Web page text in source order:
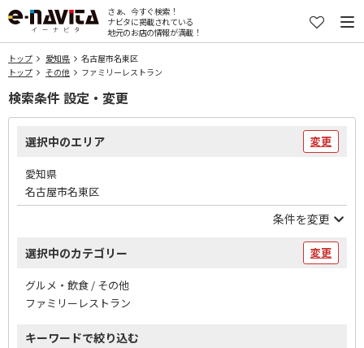
さぁ、今すぐ検索！
ナビタに掲載されている
地元のお店の情報が満載！
トップ 愛知県
名古屋市名東区
トップ
その他 ファミリーレストラン
検索条件 設定・変更
選択中のエリア 変更
愛知県
名古屋市名東区
条件を変更
選択中のカテゴリー 変更
グルメ・飲食 / その他
ファミリーレストラン
キーワードで絞り込む